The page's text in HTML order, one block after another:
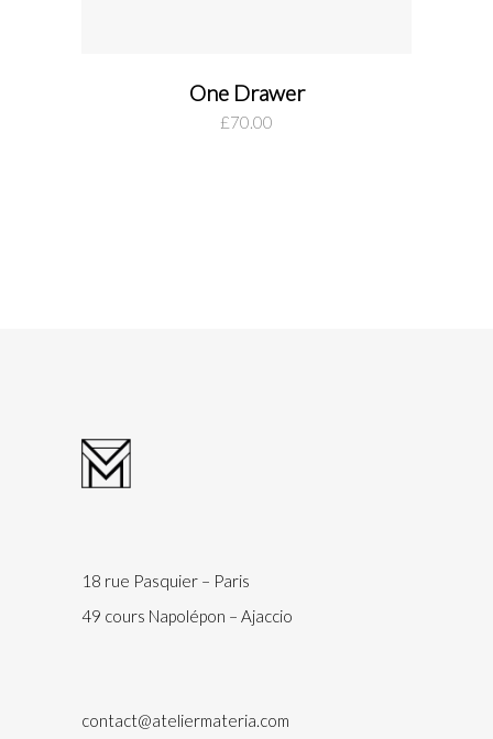
One Drawer
£70.00
add to cart
18 rue Pasquier – Paris
49 cours Napolépon – Ajaccio
contact@ateliermateria.com